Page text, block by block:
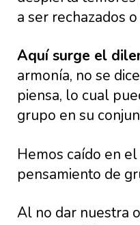
a ser rechazados o
Aquí surge el
armonía, no se
piensa, lo cual
grupo en su
Hemos caído en
pensamiento de
Al no dar nuestra